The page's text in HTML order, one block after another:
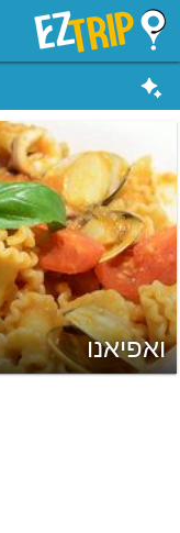
EZTrip
ואפיאנו